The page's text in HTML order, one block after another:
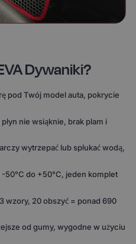
Dywaniki?
pod Twój model auta, pokrycie
nie wsiąknie, brak plam i
wytrzepać lub spłukać wodą,
50°C do +50°C, jeden komplet
wzory, 20 obszyć = ponad 690
od gumy, wygodne w użyciu